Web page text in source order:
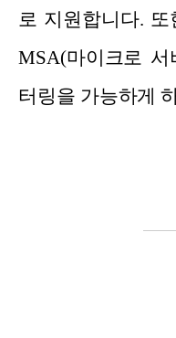
로 지원합니다.
MSA(마이크로
터링을 가능하게